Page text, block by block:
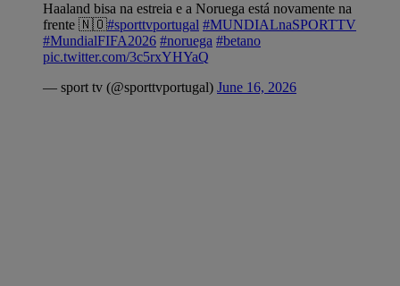
Haaland bisa na estreia e a Noruega está novamente na
frente 🇳🇴#sporttvportugal #MUNDIALnaSPORTTV
#MundialFIFA2026 #noruega #betano
pic.twitter.com/3c5rxYHYaQ
— sport tv (@sporttvportugal) June 16, 2026